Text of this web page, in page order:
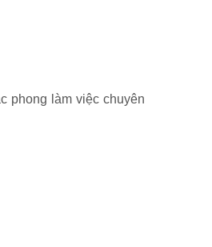
phong làm việc chuyên